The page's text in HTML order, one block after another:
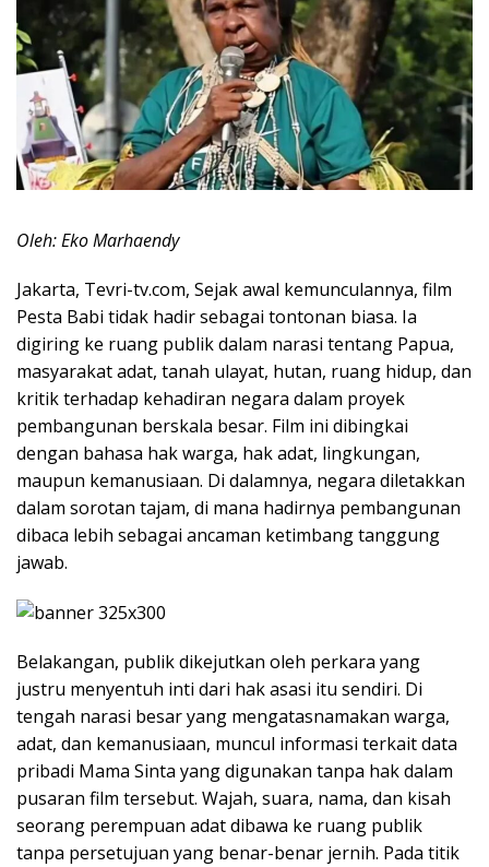
Oleh: Eko Marhaendy
Jakarta, Tevri-tv.com, Sejak awal kemunculannya, film
Pesta Babi tidak hadir sebagai tontonan biasa. Ia
digiring ke ruang publik dalam narasi tentang Papua,
masyarakat adat, tanah ulayat, hutan, ruang hidup, dan
kritik terhadap kehadiran negara dalam proyek
pembangunan berskala besar. Film ini dibingkai
dengan bahasa hak warga, hak adat, lingkungan,
maupun kemanusiaan. Di dalamnya, negara diletakkan
dalam sorotan tajam, di mana hadirnya pembangunan
dibaca lebih sebagai ancaman ketimbang tanggung
jawab.
Belakangan, publik dikejutkan oleh perkara yang
justru menyentuh inti dari hak asasi itu sendiri. Di
tengah narasi besar yang mengatasnamakan warga,
adat, dan kemanusiaan, muncul informasi terkait data
pribadi Mama Sinta yang digunakan tanpa hak dalam
pusaran film tersebut. Wajah, suara, nama, dan kisah
seorang perempuan adat dibawa ke ruang publik
tanpa persetujuan yang benar-benar jernih. Pada titik